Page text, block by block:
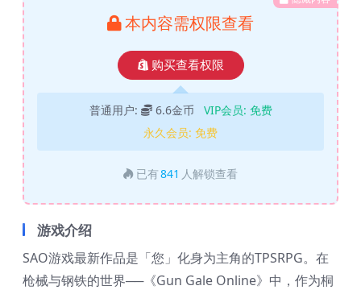
本内容需权限查看
购买查看权限
普通用户: 6.6金币 VIP会员: 免费
永久会员: 免费
已有841 人解锁查看
游戏介绍
SAO游戏最新作品是「您」化身为主角的TPSRPG。在
枪械与钢铁的世界──《Gun Gale Online》中，作为桐